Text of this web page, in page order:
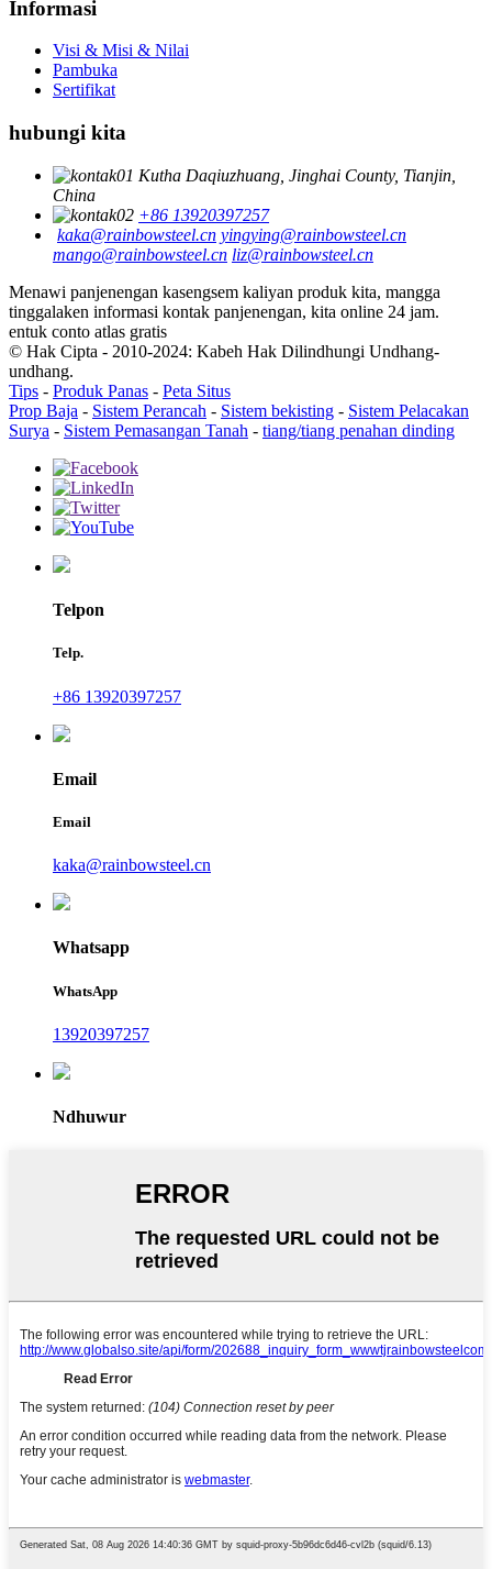
Informasi
Visi & Misi & Nilai
Pambuka
Sertifikat
hubungi kita
Kutha Daqiuzhuang, Jinghai County, Tianjin,
China
+86 13920397257
kaka@rainbowsteel.cn yingying@rainbowsteel.cn
mango@rainbowsteel.cn liz@rainbowsteel.cn
Menawi panjenengan kasengsem kaliyan produk kita, mangga
tinggalaken informasi kontak panjenengan, kita online 24 jam.
entuk conto atlas gratis
© Hak Cipta - 2010-2024: Kabeh Hak Dilindhungi Undhang-
undhang.
Tips - Produk Panas - Peta Situs
Prop Baja - Sistem Perancah - Sistem bekisting - Sistem Pelacakan
Surya - Sistem Pemasangan Tanah - tiang/tiang penahan dinding
Telpon
Telp.
+86 13920397257
Email
Email
kaka@rainbowsteel.cn
Whatsapp
WhatsApp
13920397257
Ndhuwur